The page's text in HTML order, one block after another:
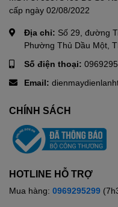
đông nhanh, không gian
lựa chọn hợp lý cho bạn
cấp ngày 02/08/2022
Địa chỉ: Số 29, đường
Phường Thủ Dầu Một,
Số điện thoại:
Email:
CHÍNH SÁCH
HOTLINE HỖ TRỢ
Mua hàng: 0969295299